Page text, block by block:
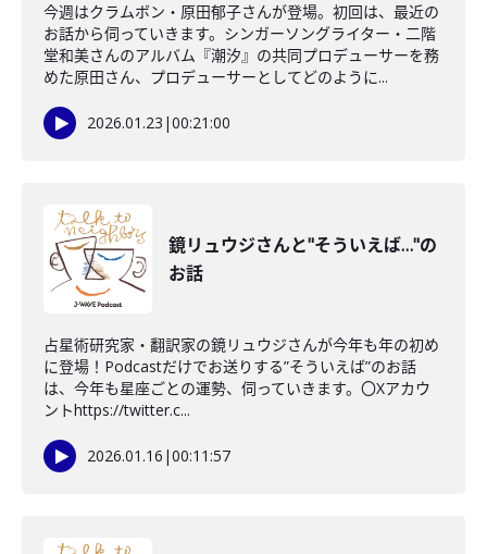
今週はクラムボン・原田郁子さんが登場。初回は、最近の
お話から伺っていきます。シンガーソングライター・二階
堂和美さんのアルバム『潮汐』の共同プロデューサーを務
めた原田さん、プロデューサーとしてどのように...
2026.01.23 |00:21:00
鏡リュウジさんと"そういえば…"の
お話
占星術研究家・翻訳家の鏡リュウジさんが今年も年の初め
に登場！Podcastだけでお送りする”そういえば”のお話
は、今年も星座ごとの運勢、伺っていきます。〇Xアカウ
ントhttps://twitter.c...
2026.01.16 |00:11:57